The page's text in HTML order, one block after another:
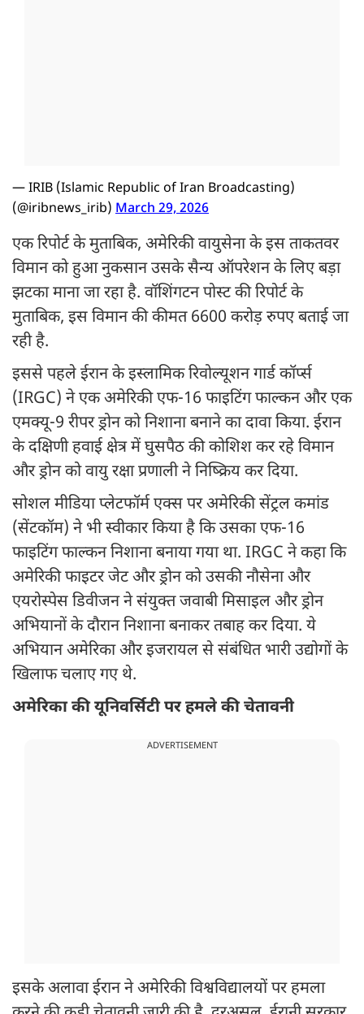
— IRIB (Islamic Republic of Iran Broadcasting)
(@iribnews_irib) March 29, 2026
एक रिपोर्ट के मुताबिक, अमेरिकी वायुसेना के इस ताकतवर
विमान को हुआ नुकसान उसके सैन्य ऑपरेशन के लिए बड़ा
झटका माना जा रहा है. वॉशिंगटन पोस्ट की रिपोर्ट के
मुताबिक, इस विमान की कीमत 6600 करोड़ रुपए बताई जा
रही है.
इससे पहले ईरान के इस्लामिक रिवोल्यूशन गार्ड कॉर्प्स
(IRGC) ने एक अमेरिकी एफ-16 फाइटिंग फाल्कन और एक
एमक्यू-9 रीपर ड्रोन को न‍िशाना बनाने का दावा क‍िया. ईरान
के दक्षिणी हवाई क्षेत्र में घुसपैठ की कोशिश कर रहे व‍िमान
और ड्रोन को वायु रक्षा प्रणाली ने न‍िष्‍क्रिय कर द‍िया.
सोशल मीडिया प्लेटफॉर्म एक्स पर अमेरिकी सेंट्रल कमांड
(सेंटकॉम) ने भी स्वीकार किया है कि उसका एफ-16
फाइटिंग फाल्कन निशाना बनाया गया था. IRGC ने कहा कि
अमेरिकी फाइटर जेट और ड्रोन को उसकी नौसेना और
एयरोस्पेस डिवीजन ने संयुक्त जवाबी मिसाइल और ड्रोन
अभियानों के दौरान निशाना बनाकर तबाह कर दिया. ये
अभियान अमेरिका और इजरायल से संबंधित भारी उद्योगों के
खिलाफ चलाए गए थे.
अमेरिका की यूनिवर्सिटी पर हमले की चेतावनी
ADVERTISEMENT
इसके अलावा ईरान ने अमेरिकी विश्वविद्यालयों पर हमला